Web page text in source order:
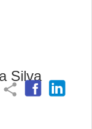
Silva
share